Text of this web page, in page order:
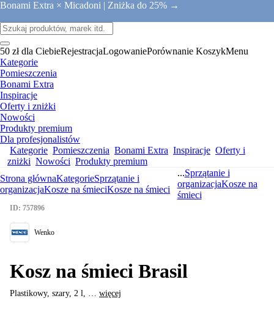
Bonami Extra × Micadoni | Zniżka do 25% →
50 zł dla CiebieRejestracjaLogowaniePorównanie KoszykMenu
Kategorie
Pomieszczenia
Bonami Extra
Inspiracje
Oferty i zniżki
Nowości
Produkty premium
Dla profesjonalistów
Kategorie Pomieszczenia Bonami Extra Inspiracje Oferty i
zniżki Nowości Produkty premium
Strona głównaKategorieSprzątanie i
organizacjaKosze na śmieciKosze na śmieci
...Sprzątanie i
organizacjaKosze na
śmieci
ID: 757896
Wenko
Kosz na śmieci Brasil
Plastikowy, szary, 2 l, … więcej